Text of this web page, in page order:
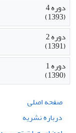
دوره 4
(1393)
دوره 2
(1391)
دوره 1
(1390)
صفحه اصلی
درباره نشریه